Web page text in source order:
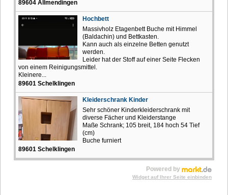
89604 Allmendingen
Hochbett
Massivholz Etagenbett Buche mit Himmel
(Baldachin) und Bettkasten.
Kann auch als einzelne Betten genutzt
werden.
Leider hat der Stoff auf einer Seite Flecken
von einem Reinigungsmittel.
Kleinere...
89601 Schelklingen
Kleiderschrank Kinder
Sehr schöner Kinderkleiderschrank mit
diverse Fächer und Kleiderstange
Maße Schrank; 105 breit, 184 hoch 54 Tief
(cm)
Buche furniert
89601 Schelklingen
Powered by
Widget auf Ihrer Seite einbinden